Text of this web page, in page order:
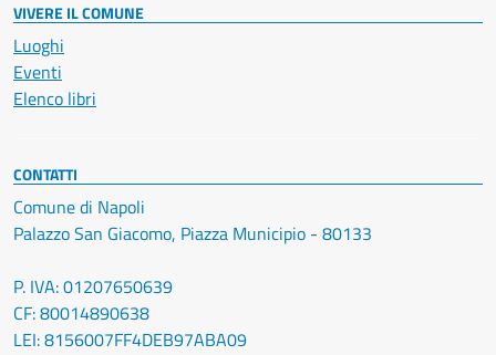
VIVERE IL COMUNE
Luoghi
Eventi
Elenco libri
CONTATTI
Comune di Napoli
Palazzo San Giacomo, Piazza Municipio - 80133
P. IVA: 01207650639
CF: 80014890638
LEI: 8156007FF4DEB97ABA09